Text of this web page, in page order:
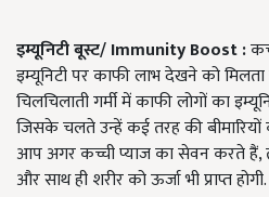
इम्यूनिटी बूस्ट/Immunity Boost:
इम्यूनिटी पर काफी लाभ देखने को
चिलचिलाती गर्मी में काफी लोगों का
जिसके चलते उन्हें कई तरह की
आप अगर कच्ची प्याज का सेवन करते हैं,
और साथ ही शरीर को ऊर्जा भी प्राप्त होगी.